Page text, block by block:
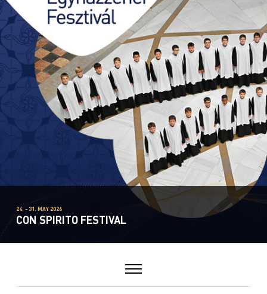
24. - 31. MAY 2026
CON SPIRITO FESTIVAL